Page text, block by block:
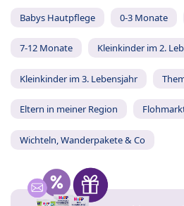
Babys Hautpflege 0-3 Monate
7-12 Monate Kleinkinder im 2.
Kleinkinder im 3. Lebensjahr
Eltern in meiner Region
Wichteln, Wanderpakete & Co